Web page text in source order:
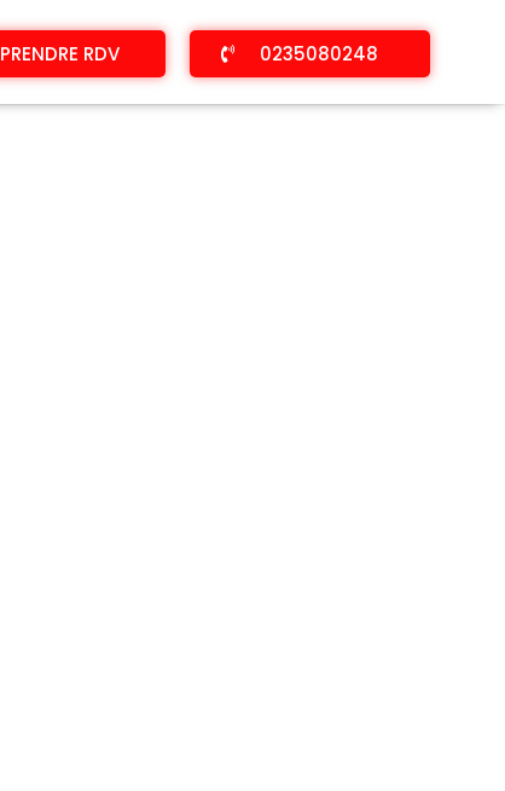
PRENDRE RDV 0235080248